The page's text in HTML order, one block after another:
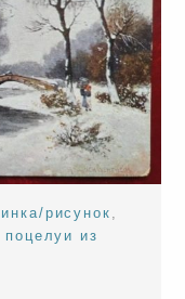
рисунок
поцелуи из